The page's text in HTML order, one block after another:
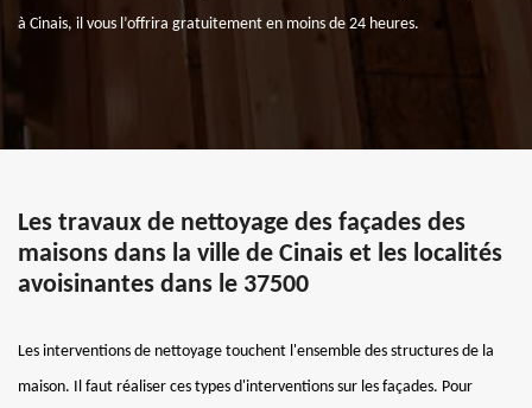
à Cinais, il vous l’offrira gratuitement en moins de 24 heures.
Les travaux de nettoyage des façades des
maisons dans la ville de Cinais et les localités
avoisinantes dans le 37500
Les interventions de nettoyage touchent l'ensemble des structures de la
maison. Il faut réaliser ces types d'interventions sur les façades. Pour